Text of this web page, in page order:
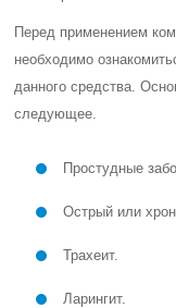
Перед применением
необходимо
данного средства.
следующее.
Простудные
Острый или
Трахеит.
Ларингит.